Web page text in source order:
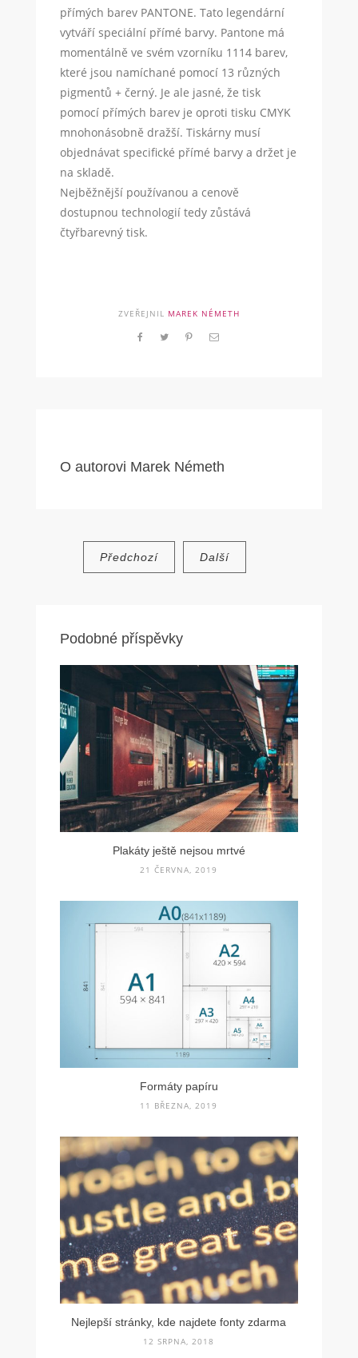
přímých barev PANTONE. Tato legendární
vytváří speciální přímé barvy. Pantone má
momentálně ve svém vzorníku 1114 barev,
které jsou namíchané pomocí 13 různých
pigmentů + černý. Je ale jasné, že tisk
pomocí přímých barev je oproti tisku CMYK
mnohonásobně dražší. Tiskárny musí
objednávat specifické přímé barvy a držet je
na skladě.
Nejběžnější používanou a cenově
dostupnou technologií tedy zůstává
čtyřbarevný tisk.
ZVEŘEJNIL MAREK NÉMETH
O autorovi Marek Németh
NavigacePředchozí Další
Podobné příspěvky
Plakáty ještě nejsou mrtvé
21 ČERVNA, 2019
Formáty papíru
11 BŘEZNA, 2019
Nejlepší stránky, kde najdete fonty zdarma
12 SRPNA, 2018